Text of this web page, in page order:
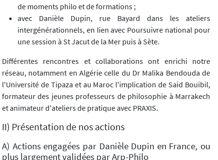
de moments philo et de formations ;
avec Danièle Dupin, rue Bayard dans les ateliers
intergénérationnels, en lien avec Poursuivre national pour
une session à St Jacut de la Mer puis à Sète.
Différentes rencontres et collaborations ont enrichi notre
réseau, notamment en Algérie celle du Dr Malika Bendouda de
l'Université de Tipaza et au Maroc l'implication de Said Bouibil,
formateur des jeunes professeurs de philosophie à Marrakech
et animateur d'ateliers de pratique avec PRAXIS.
II) Présentation de nos actions
A) Actions engagées par Danièle Dupin en France, ou
plus largement validées par Arp-Philo